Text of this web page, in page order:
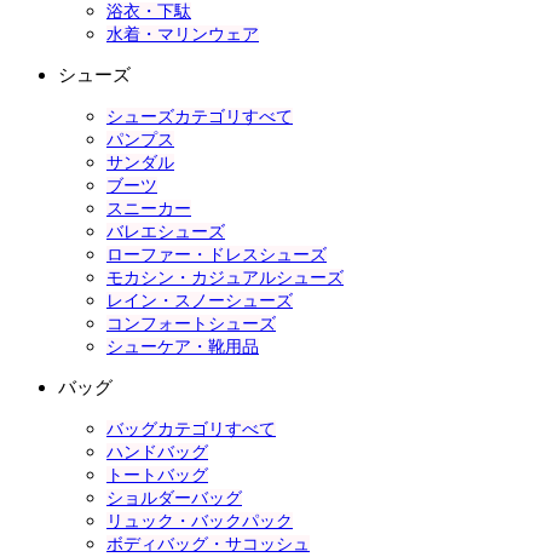
浴衣・下駄
水着・マリンウェア
シューズ
シューズカテゴリすべて
パンプス
サンダル
ブーツ
スニーカー
バレエシューズ
ローファー・ドレスシューズ
モカシン・カジュアルシューズ
レイン・スノーシューズ
コンフォートシューズ
シューケア・靴用品
バッグ
バッグカテゴリすべて
ハンドバッグ
トートバッグ
ショルダーバッグ
リュック・バックパック
ボディバッグ・サコッシュ